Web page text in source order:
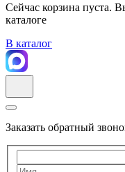
Сейчас корзина пуста.
каталоге
В каталог
Заказать обратный